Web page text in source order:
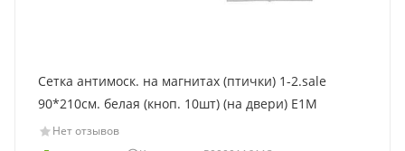
Сетка антимоcк. на магнитах (птички) 1-2.sale
90*210см. белая (кноп. 10шт) (на двери) E1M
Нет отзывов